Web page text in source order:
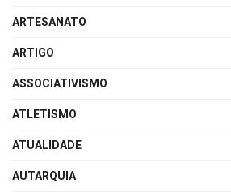
ARTESANATO
ARTIGO
ASSOCIATIVISMO
ATLETISMO
ATUALIDADE
AUTARQUIA